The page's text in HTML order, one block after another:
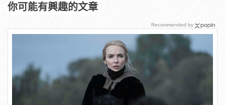
你可能有興趣的文章
Recommended by